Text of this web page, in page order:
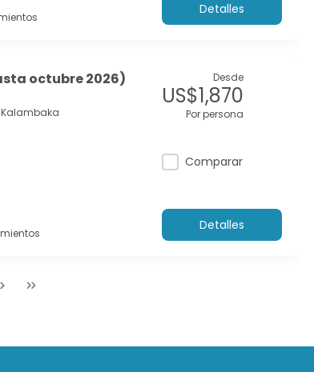
Detalles
octubre 2026)
Kalambaka
Desde
US$1,870
Por persona
Comparar
Detalles